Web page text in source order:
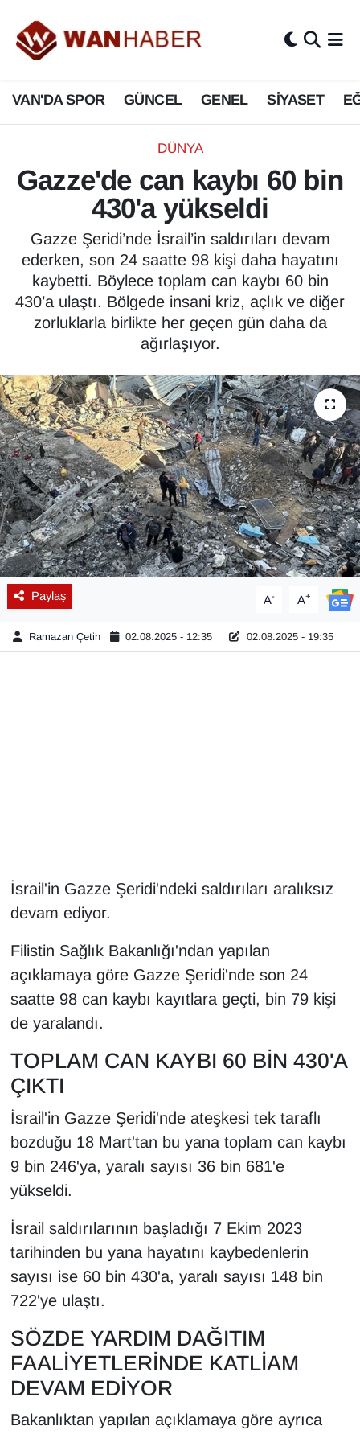
VAN'DA SPOR GÜNCEL GENEL SİYASET
DÜNYA
Gazze'de can kaybı 60 bin
430'a yükseldi
Gazze Şeridi’nde İsrail’in saldırıları devam
ederken, son 24 saatte 98 kişi daha hayatını
kaybetti. Böylece toplam can kaybı 60 bin
430’a ulaştı. Bölgede insani kriz, açlık ve diğer
zorluklarla birlikte her geçen gün daha da
ağırlaşıyor.
Paylaş A- A+
Ramazan Çetin 02.08.2025 - 12:35 02.08.2025 - 19:35
İsrail'in Gazze Şeridi'ndeki saldırıları aralıksız
devam ediyor.
Filistin Sağlık Bakanlığı'ndan yapılan
açıklamaya göre Gazze Şeridi'nde son 24
saatte 98 can kaybı kayıtlara geçti, bin 79 kişi
de yaralandı.
TOPLAM CAN KAYBI 60 BİN 430'A
ÇIKTI
İsrail'in Gazze Şeridi'nde ateşkesi tek taraflı
bozduğu 18 Mart'tan bu yana toplam can kaybı
9 bin 246'ya, yaralı sayısı 36 bin 681'e
yükseldi.
İsrail saldırılarının başladığı 7 Ekim 2023
tarihinden bu yana hayatını kaybedenlerin
sayısı ise 60 bin 430'a, yaralı sayısı 148 bin
722'ye ulaştı.
SÖZDE YARDIM DAĞITIM
FAALİYETLERİNDE KATLİAM
DEVAM EDİYOR
Bakanlıktan yapılan açıklamaya göre ayrıca
3.SAYFA
ASAYİŞ
BİLİM VE TEKNOLOJİ
Biyografi
ÇEVRE
Deprem
Dernekler, Odalar
Diğer
DÜNYA
EĞİTİM
EKONOMİ
Eleman
Emlak
En çok konuşulanlar
İngilizce
Kadın
Kamu Alımları
Kim Kimdir?
KURDÎ
MAGAZİN
MEDYA
POLİTİKA
Resmi İlanlar
RÖPORTAJ
SAĞLIK
Seri İlan
Van Nöbetçi Eczaneler
Van Hava Durumu
Van Namaz Vakitleri
Van Trafik Yoğunluk Haritası
Süper Lig Puan Durumu ve Fikstür
Tüm Manşetler
Son Dakika Haberleri